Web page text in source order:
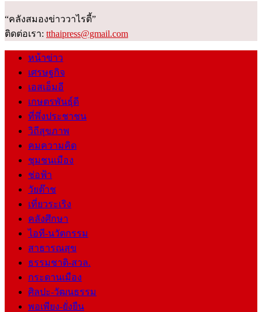
“คลังสมองข่าววาไรตี้”
ติดต่อเรา: tthaipress@gmail.com
หน้าข่าว
เศรษฐกิจ
เอสเอ็มอี
เกษตรพันธุ์ดี
ที่พึ่งประชาชน
วิถีสุขภาพ
คมความคิด
ชุมชนเมือง
ช่อฟ้า
วัยต๊าช
เที่ยวระเริง
คลังศึกษา
ไอที-นวัตกรรม
สาธารณสุข
ธรรมชาติ-สวล.
กระดานเมือง
ศิลปะ-วัฒนธรรม
พอเพียง-ยั่งยืน